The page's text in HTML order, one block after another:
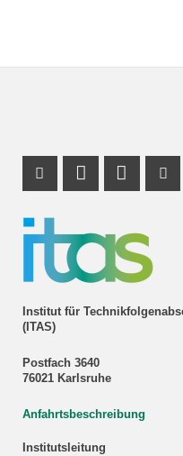
Institut für
(ITAS)
Postfach 3640
76021 Karlsruhe
Anfahrtsbeschreibung
Institutsleitung
Instagram Profil
Profil